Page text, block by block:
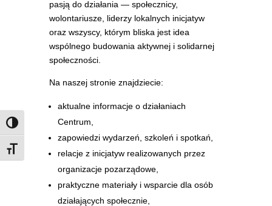
Zmień kontrast
Rozmiar czcionki
pasją do działania — społecznicy,
wolontariusze, liderzy lokalnych inicjatyw
oraz wszyscy, którym bliska jest idea
wspólnego budowania aktywnej i solidarnej
społeczności.
Na naszej stronie znajdziecie:
aktualne informacje o działaniach
Centrum,
zapowiedzi wydarzeń, szkoleń i spotkań,
relacje z inicjatyw realizowanych przez
organizacje pozarządowe,
praktyczne materiały i wsparcie dla osób
działających społecznie,